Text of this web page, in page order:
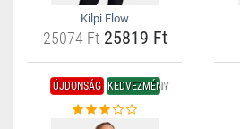
Kilpi Flow
25074 Ft25819 Ft
ÚJDONSÁG KEDVEZMÉNY